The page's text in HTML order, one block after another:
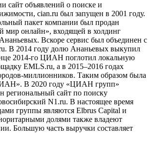
сайт объявлений о поиске и
cian.ru был запущен в 2001 году.
пакет компании был продан
мир онлайн», входящей в холдинг
Вскоре сервис был объединен с
В 2014 году долю Ананьевых выкупил
2014-го ЦИАН поглотил локальную
EMLS.ru, а в 2015–2016 годах
миллионников. Таким образом была
В 2020 году «ЦИАН групп»
региональный сайт по поиску
N1.ru. В настоящее время
группы являются Elbrus Capital и
долями также владеют
Большую часть выручки составляет